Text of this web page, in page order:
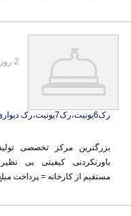
رک6یونیت،رک7یونیت،رک دیواری 02166101577
بزرگترین مرکز تخصصی
باورنکردنی کیفیتی بی
مستقیم از کارخانه = پرداخت
2 روز پیش